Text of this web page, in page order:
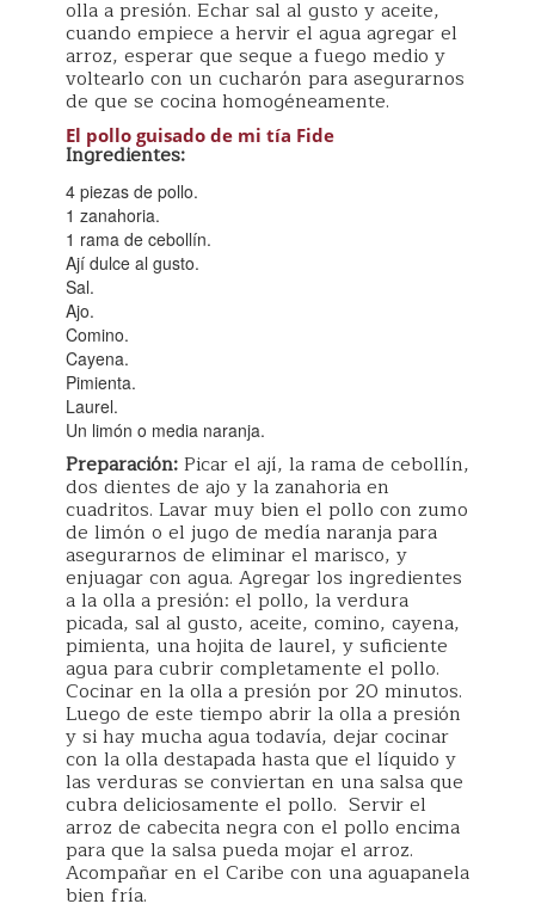
olla a presión. Echar sal al gusto y aceite,
cuando empiece a hervir el agua agregar el
arroz, esperar que seque a fuego medio y
voltearlo con un cucharón para asegurarnos
de que se cocina homogéneamente.
El pollo guisado de mi tía Fide
Ingredientes:
4 piezas de pollo.
1 zanahoria.
1 rama de cebollín.
Ají dulce al gusto.
Sal.
Ajo.
Comino.
Cayena.
Pimienta.
Laurel.
Un limón o media naranja.
Preparación:Picar el ají, la rama de cebollín,
dos dientes de ajo y la zanahoria en
cuadritos. Lavar muy bien el pollo con zumo
de limón o el jugo de medía naranja para
asegurarnos de eliminar el marisco, y
enjuagar con agua. Agregar los ingredientes
a la olla a presión: el pollo, la verdura
picada, sal al gusto, aceite, comino, cayena,
pimienta, una hojita de laurel, y suficiente
agua para cubrir completamente el pollo.
Cocinar en la olla a presión por 20 minutos.
Luego de este tiempo abrir la olla a presión
y si hay mucha agua todavía, dejar cocinar
con la olla destapada hasta que el líquido y
las verduras se conviertan en una salsa que
cubra deliciosamente el pollo. Servir el
arroz de cabecita negra con el pollo encima
para que la salsa pueda mojar el arroz.
Acompañar en el Caribe con una aguapanela
bien fría.